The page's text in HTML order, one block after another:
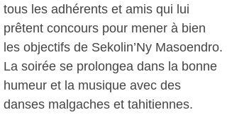
tous les adhérents et amis qui lui
prêtent concours pour mener à bien
les objectifs de Sekolin’Ny Masoendro.
La soirée se prolongea dans la bonne
humeur et la musique avec des
danses malgaches et tahitiennes.